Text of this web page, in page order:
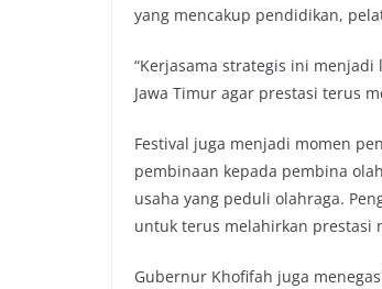
yang mencakup pendidikan,
“Kerjasama strategis ini
Jawa Timur agar prestasi terus
Festival juga menjadi momen
pembinaan kepada pembina
usaha yang peduli olahraga.
untuk terus melahirkan prestasi
Gubernur Khofifah juga